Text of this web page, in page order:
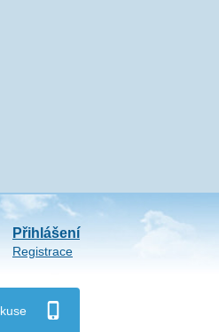
Přihlášení
Registrace